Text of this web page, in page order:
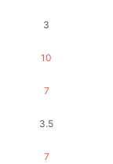
3
10
7
3.5
7